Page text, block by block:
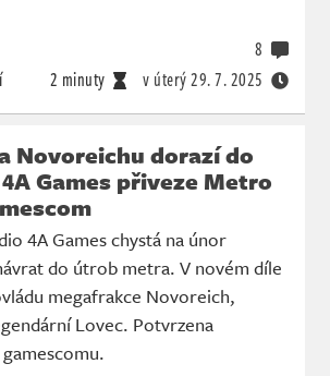
2 minuty v úterý29. 7. 2025
8
Novoreichu dorazí do
Games přiveze Metro
4A Games chystá na únor
do útrob metra. V novém díle
megafrakce Novoreich,
Lovec. Potvrzena